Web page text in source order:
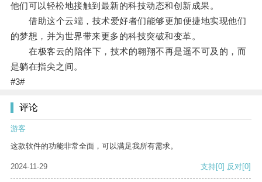
他们可以轻松地接触到最新的科技动态和创新成果。
借助这个云端，技术爱好者们能够更加便捷地实现他们
的梦想，并为世界带来更多的科技突破和变革。
在极客云的陪伴下，技术的翱翔不再是遥不可及的，而
是躺在指尖之间。
#3#
评论
游客
这款软件的功能非常全面，可以满足我所有需求。
2024-11-29 支持[0] 反对[0]